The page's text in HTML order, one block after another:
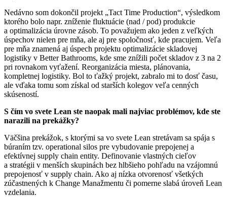
Nedávno som dokončil projekt „Tact Time Production“, výsledkom
ktorého bolo napr. zníženie fluktuácie (nad / pod) produkcie
a optimalizácia úrovne zásob. To považujem ako jeden z veľkých
úspechov nielen pre mňa, ale aj pre spoločnosť, kde pracujem. Veľa
pre mňa znamená aj úspech projektu optimalizácie skladovej
logistiky v Better Bathrooms, kde sme znížili počet skladov z 3 na 2
pri rovnakom vyťažení. Reorganizácia miesta, plánovania,
kompletnej logistiky. Bol to ťažký projekt, zabralo mi to dosť času,
ale vďaka tomu som získal od starších kolegov veľa cenných
skúseností.
S čím vo svete Lean ste naopak mali najviac problémov, kde ste
narazili na prekážky?
Väčšina prekážok, s ktorými sa vo svete Lean stretávam sa spája s
búraním tzv. operational silos pre vybudovanie prepojenej a
efektívnej supply chain entity. Definovanie vlastných cieľov
a stratégii v menších skupinách bez hlbšieho pohľadu na vzájomnú
prepojenosť v supply chain. Ako aj nízka otvorenosť všetkých
zúčastnených k Change Manažmentu či pomerne slabá úroveň Lean
vzdelania.